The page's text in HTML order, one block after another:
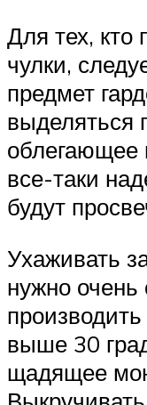
Для тех, кто
чулки,
предмет
выделяться
облегающее
все-таки
будут
Ухаживать
нужно очень
выше 30
щадящее